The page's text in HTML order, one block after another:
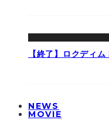
【終了】ロクディ
NEWS
MOVIE